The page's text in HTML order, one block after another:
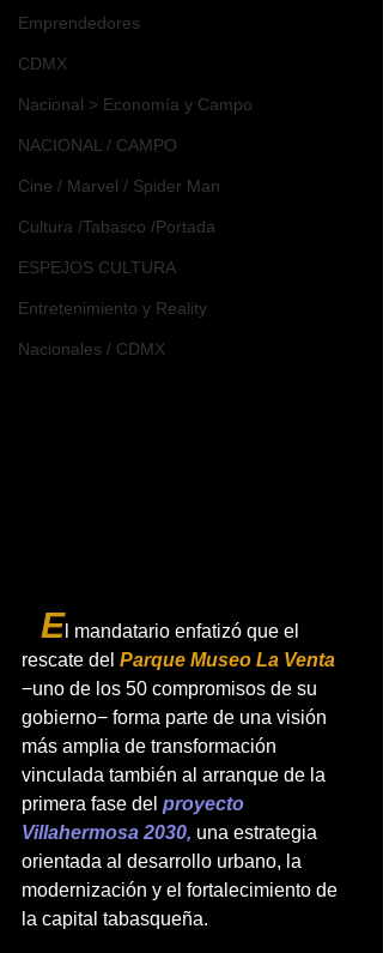
Emprendedores
CDMX
Nacional > Economía y Campo
NACIONAL / CAMPO
Cine / Marvel / Spider Man
Cultura /Tabasco /Portada
ESPEJOS CULTURA
Entretenimiento y Reality
Nacionales / CDMX
  E
l mandatario enfatizó que el
rescate del Parque Museo La Venta
−uno de los 50 compromisos de su
gobierno− forma parte de una visión
más amplia de transformación
vinculada también al arranque de la
primera fase del proyecto
Villahermosa 2030, una estrategia
orientada al desarrollo urbano, la
modernización y el fortalecimiento de
la capital tabasqueña.